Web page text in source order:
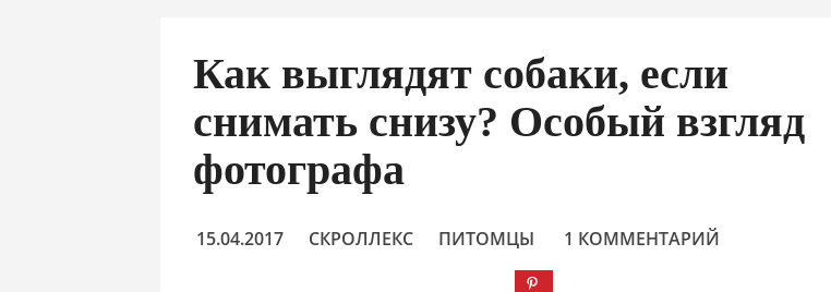
Как выглядят собаки, если
снимать снизу? Особый взгляд
фотографа
15.04.2017 СКРОЛЛЕКС ПИТОМЦЫ 1 КОММЕНТАРИЙ